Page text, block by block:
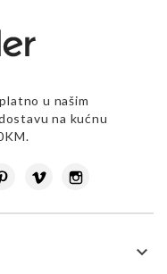
u našim
na kućnu
Pinterest
Vimeo
